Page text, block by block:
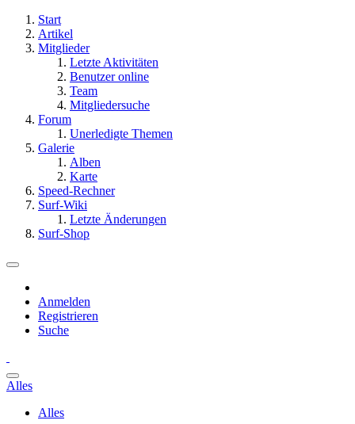
Start
Artikel
Mitglieder
Letzte Aktivitäten
Benutzer online
Team
Mitgliedersuche
Forum
Unerledigte Themen
Galerie
Alben
Karte
Speed-Rechner
Surf-Wiki
Letzte Änderungen
Surf-Shop
Anmelden
Registrieren
Suche
Alles
Alles